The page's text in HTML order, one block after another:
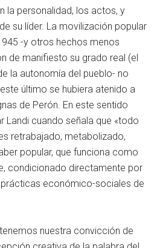
la personalidad, los actos, y
su líder. La movilización popular
-y otros hechos menos
de manifiesto su grado real (el
la autonomía del pueblo- no
último se hubiera atenido a
de Perón. En este sentido
Landi cuando señala que «todo
retrabajado, metabolizado,
popular, que funciona como
condicionado directamente por
económico-sociales de
nuestra convicción de